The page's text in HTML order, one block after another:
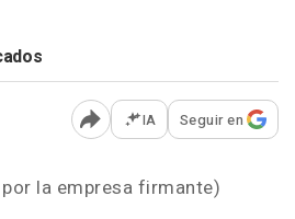
Abrir opciones para
IA Seguir en
la empresa firmante)